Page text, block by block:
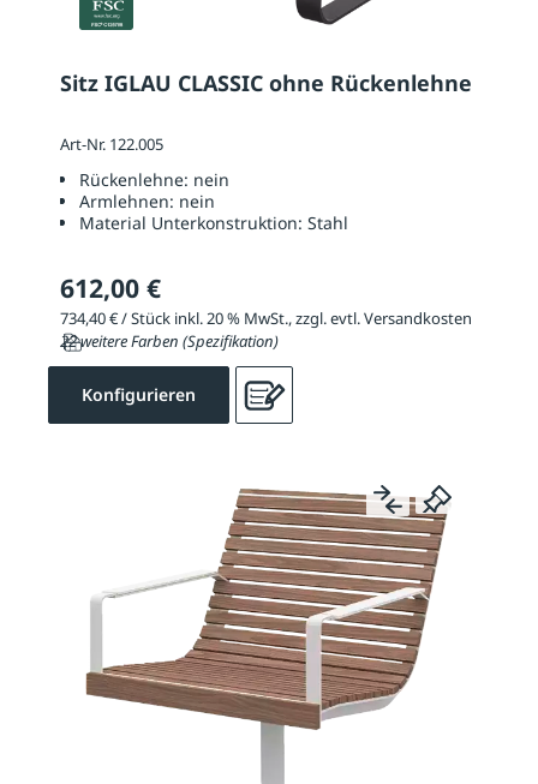
Sitz IGLAU CLASSIC ohne Rückenlehne
Art-Nr. 122.005
Rückenlehne: nein
Armlehnen: nein
Material Unterkonstruktion: Stahl
612,00 €
734,40 € / Stück inkl. 20 % MwSt., zzgl. evtl. Versandkosten
22 weitere Farben (Spezifikation)
Konfigurieren